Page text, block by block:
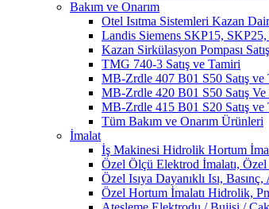
Bakım ve Onarım
Otel Isıtma Sistemleri Kazan
Landis Siemens SKP15,
Kazan Sirkülasyon Pompası
TMG 740-3 Satış ve Tamiri
MB-Zrdle 407 B01 S50 Satış ve
MB-Zrdle 420 B01 S50 Satış Ve
MB-Zrdle 415 B01 S20 Satış ve
Tüm Bakım ve Onarım Ürünleri
İmalat
İş Makinesi Hidrolik Hortum
Özel Ölçü Elektrod İmalatı, Özel
Özel Isıya Dayanıklı Isı,
Özel Hortum İmalatı Hidrolik,